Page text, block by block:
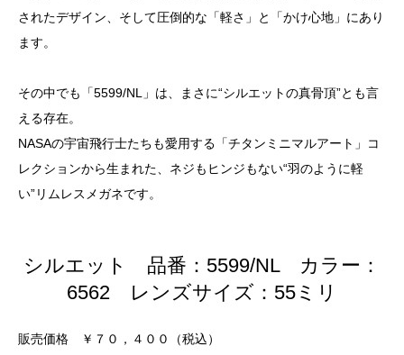
されたデザイン、そして圧倒的な「軽さ」と「かけ心地」にあり
ます。
その中でも「5599/NL」は、まさに“シルエットの真骨頂”とも言
える存在。
NASAの宇宙飛行士たちも愛用する「チタンミニマルアート」コ
レクションから生まれた、ネジもヒンジもない“羽のように軽
い”リムレスメガネです。
シルエット 品番：5599/NL カラー：
6562 レンズサイズ：55ミリ
販売価格 ￥７０，４００（税込）